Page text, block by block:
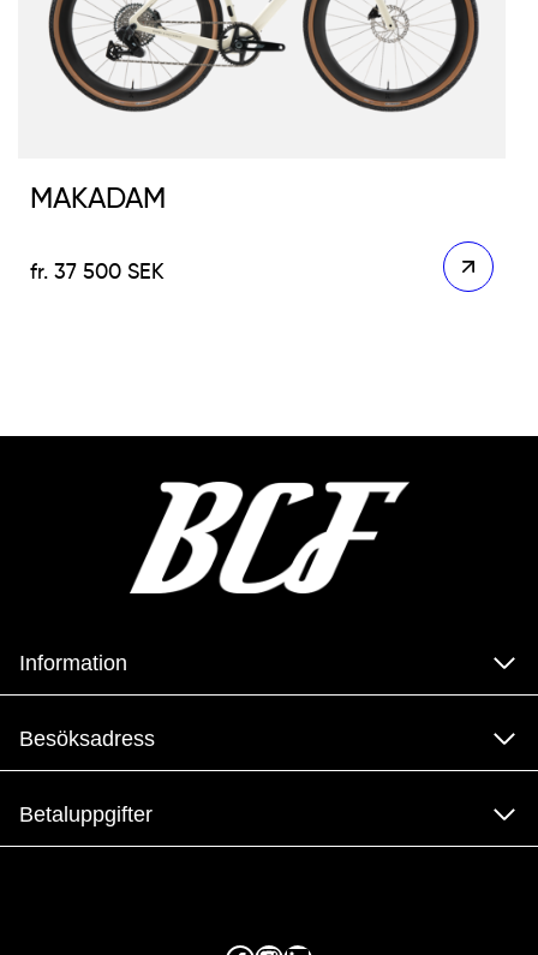
MAKADAM
37 500SEK
Information
Besöksadress
Betaluppgifter